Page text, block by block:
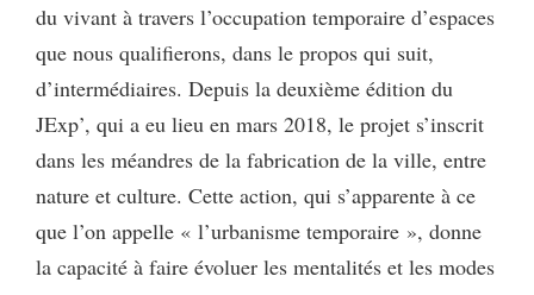
du vivant à travers l’occupation temporaire d’espaces
que nous qualifierons, dans le propos qui suit,
d’intermédiaires. Depuis la deuxième édition du
JExp’, qui a eu lieu en mars 2018, le projet s’inscrit
dans les méandres de la fabrication de la ville, entre
nature et culture. Cette action, qui s’apparente à ce
que l’on appelle « l’urbanisme temporaire », donne
la capacité à faire évoluer les mentalités et les modes